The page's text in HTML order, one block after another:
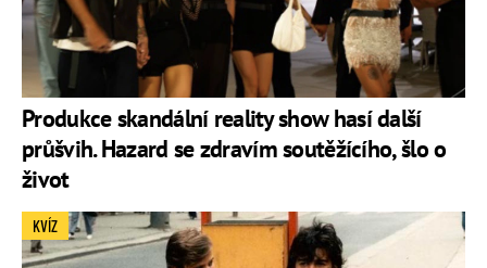
Produkce skandální reality show hasí další
průšvih. Hazard se zdravím soutěžícího, šlo o
život
KVÍZ